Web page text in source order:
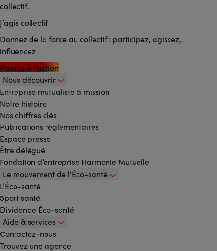
collectif.
J’agis collectif
Donnez de la force au collectif : participez, agissez,
influencez
Passez à l’action
Footer
-
Menu
principal
Nous découvrir
Entreprise mutualiste à mission
Notre histoire
Nos chiffres clés
Publications règlementaires
Espace presse
Être délégué
Fondation d’entreprise Harmonie Mutuelle
Le mouvement de l'Éco-santé
L’Éco-santé
Sport santé
Dividende Éco-santé
Aide & services
Contactez-nous
Trouvez une agence